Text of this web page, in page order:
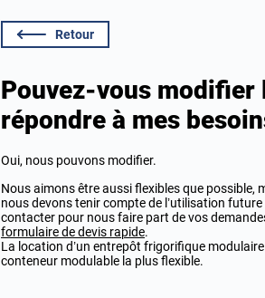
Retour
Pouvez-vous
répondre à mes
Oui, nous pouvons modifier.
Nous aimons être aussi flexibles que possible,
nous devons tenir compte de l’utilisation
contacter pour nous faire part de vos
formulaire de devis rapide.
La location d’un entrepôt frigorifique
conteneur modulable la plus flexible.